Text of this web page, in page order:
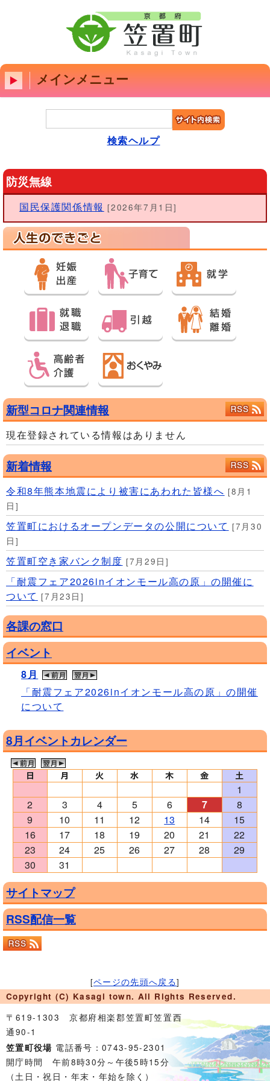
メインメニュー
検索ヘルプ
防災無線
国民保護関係情報 [2026年7月1日]
新型コロナ関連情報
現在登録されている情報はありません
新着情報
令和8年熊本地震により被害にあわれた皆様へ [8月1
日]
笠置町におけるオープンデータの公開について [7月30
日]
笠置町空き家バンク制度 [7月29日]
「耐震フェア2026inイオンモール高の原」の開催に
ついて [7月23日]
各課の窓口
イベント
8月
「耐震フェア2026inイオンモール高の原」の開催
について
8月イベントカレンダー
1
2
3 4 5 6 7
8
9
10 11 12 13 14
15
16
17 18 19 20 21
22
23
24 25 26 27 28
29
30
31
サイトマップ
RSS配信一覧
[ページの先頭へ戻る]
Copyright (C) Kasagi town. All Rights Reserved.
〒619-1303 京都府相楽郡笠置町笠置西
通90-1
笠置町役場 電話番号：0743-95-2301
開庁時間 午前8時30分～午後5時15分
（土日・祝日・年末・年始を除く）